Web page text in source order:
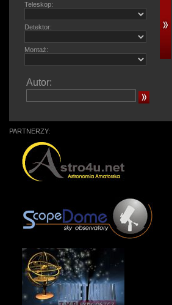
Teleskop:
Detektor:
Montaż:
Autor:
PARTNERZY: